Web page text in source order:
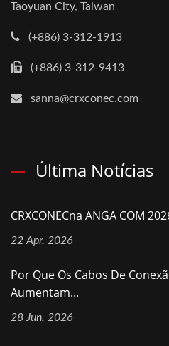
Taoyuan City, Taiwan
(+886) 3-312-1913
(+886) 3-312-9413
sanna@crxconec.com
Última Notícias
CRXCONECna ANGA COM
22 Apr, 2026
Por Que Os Cabos De
Aumentam...
28 Jun, 2026